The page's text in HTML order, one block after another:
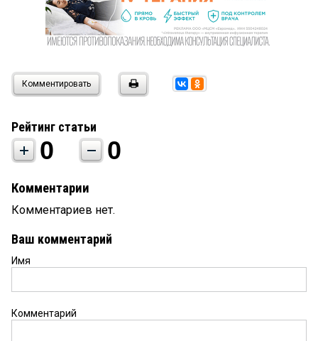
Комментировать
Рейтинг статьи
0 0
Комментарии
Комментариев нет.
Ваш комментарий
Имя
Комментарий